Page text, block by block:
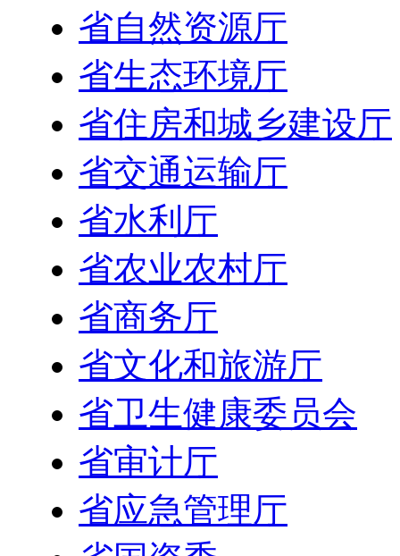
省自然资源厅
省生态环境厅
省住房和城乡建设厅
省交通运输厅
省水利厅
省农业农村厅
省商务厅
省文化和旅游厅
省卫生健康委员会
省审计厅
省应急管理厅